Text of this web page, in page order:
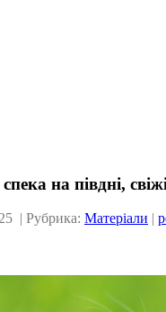
на півдні,
| Рубрика: Матеріали |